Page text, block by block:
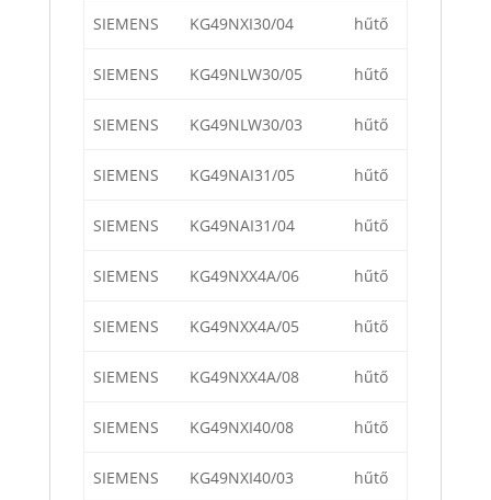
SIEMENS KG49NXI30/04 hűtő
SIEMENS KG49NLW30/05 hűtő
SIEMENS KG49NLW30/03 hűtő
SIEMENS KG49NAI31/05 hűtő
SIEMENS KG49NAI31/04 hűtő
SIEMENS KG49NXX4A/06 hűtő
SIEMENS KG49NXX4A/05 hűtő
SIEMENS KG49NXX4A/08 hűtő
SIEMENS KG49NXI40/08 hűtő
SIEMENS KG49NXI40/03 hűtő